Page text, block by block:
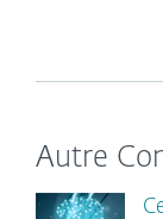
Autre